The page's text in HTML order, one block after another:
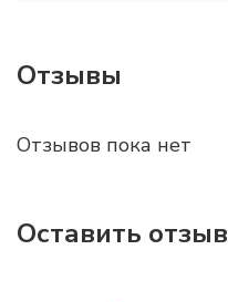
Отзывы
Отзывов пока нет
Оставить отзыв